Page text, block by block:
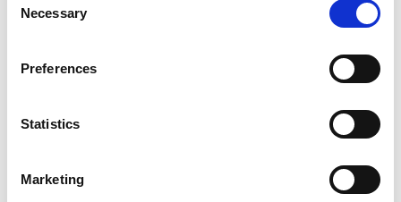
Selection
Necessary
Preferences
Statistics
Marketing
semestre